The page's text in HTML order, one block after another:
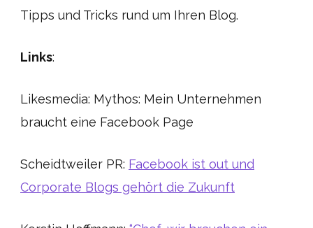
Tipps und Tricks rund um Ihren Blog.
Links:
Likesmedia: Mythos: Mein Unternehmen
braucht eine Facebook Page
Scheidtweiler PR: Facebook ist out und
Corporate Blogs gehört die Zukunft